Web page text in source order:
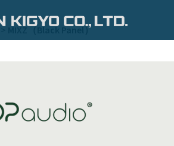
> MIXZ（Black Panel）